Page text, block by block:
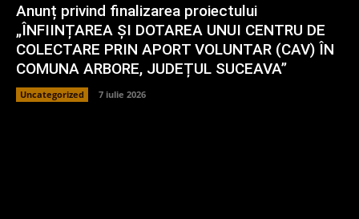
Anunț privind finalizarea proiectului
„ÎNFIINȚAREA ȘI DOTAREA UNUI CENTRU DE
COLECTARE PRIN APORT VOLUNTAR (CAV) ÎN
COMUNA ARBORE, JUDEȚUL SUCEAVA”
Uncategorized 7 iulie 2026